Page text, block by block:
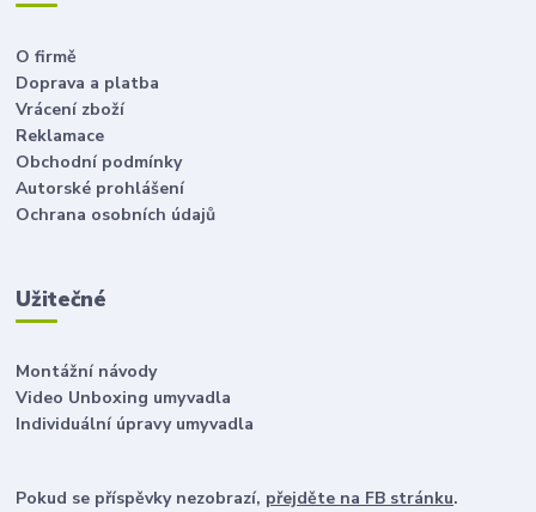
O firmě
Doprava a platba
Vrácení zboží
Reklamace
Obchodní podmínky
Autorské prohlášení
Ochrana osobních údajů
Užitečné
Montážní návody
Video Unboxing umyvadla
Individuální úpravy umyvadla
Pokud se příspěvky nezobrazí, přejděte na FB stránku.